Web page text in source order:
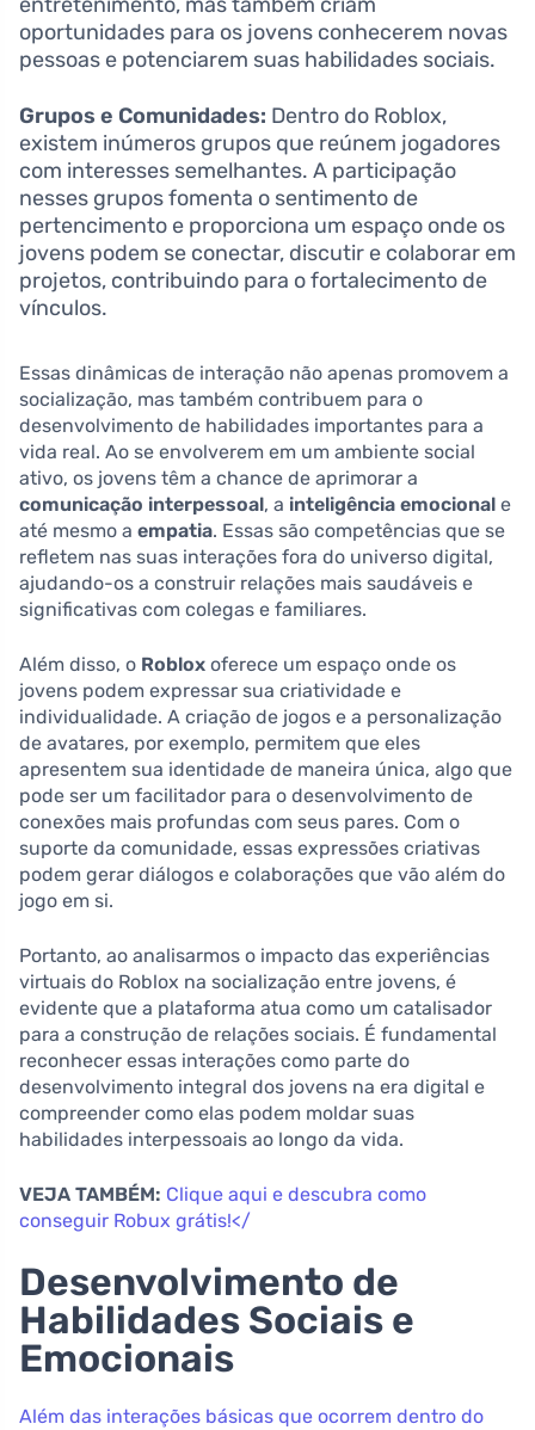
oportunidades para os jovens conhecerem novas
pessoas e potenciarem suas habilidades sociais.
Grupos e Comunidades: Dentro do Roblox,
existem inúmeros grupos que reúnem jogadores
com interesses semelhantes. A participação
nesses grupos fomenta o sentimento de
pertencimento e proporciona um espaço onde os
jovens podem se conectar, discutir e colaborar em
projetos, contribuindo para o fortalecimento de
vínculos.
Essas dinâmicas de interação não apenas promovem a
socialização, mas também contribuem para o
desenvolvimento de habilidades importantes para a
vida real. Ao se envolverem em um ambiente social
ativo, os jovens têm a chance de aprimorar a
comunicação interpessoal, a inteligência emocional e
até mesmo a empatia. Essas são competências que se
refletem nas suas interações fora do universo digital,
ajudando-os a construir relações mais saudáveis e
significativas com colegas e familiares.
Além disso, o Roblox oferece um espaço onde os
jovens podem expressar sua criatividade e
individualidade. A criação de jogos e a personalização
de avatares, por exemplo, permitem que eles
apresentem sua identidade de maneira única, algo que
pode ser um facilitador para o desenvolvimento de
conexões mais profundas com seus pares. Com o
suporte da comunidade, essas expressões criativas
podem gerar diálogos e colaborações que vão além do
jogo em si.
Portanto, ao analisarmos o impacto das experiências
virtuais do Roblox na socialização entre jovens, é
evidente que a plataforma atua como um catalisador
para a construção de relações sociais. É fundamental
reconhecer essas interações como parte do
desenvolvimento integral dos jovens na era digital e
compreender como elas podem moldar suas
habilidades interpessoais ao longo da vida.
VEJA TAMBÉM: Clique aqui e descubra como
conseguir Robux grátis!</
Desenvolvimento de
Habilidades Sociais e
Emocionais
Além das interações básicas que ocorrem dentro do